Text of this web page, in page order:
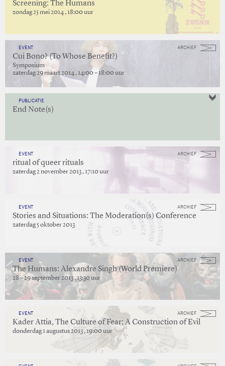
Screening: The Humans
zondag 25 mei 2014 , 18:00 uur
ARCHIEF
EVENT
Cui Bono? (To Whose Benefit?)
Symposium
zaterdag 29 maart 2014 , 14:00 – 18:00 uur
PUBLICATIE
End Note(s)
ARCHIEF
EVENT
ritual of queer rituals
zaterdag 2 november 2013 , 17:10 uur
ARCHIEF
EVENT
Stories and Situations: The Moderation(s) Conference
zaterdag 5 oktober 2013
ARCHIEF
EVENT
The Humans: Alexandre Singh (World Premiere)
28 – 29 september 2013 , 13:30 uur
ARCHIEF
EVENT
Kader Attia, The Culture of Fear: A Construction of Evil
donderdag 1 augustus 2013 , 19:00 uur